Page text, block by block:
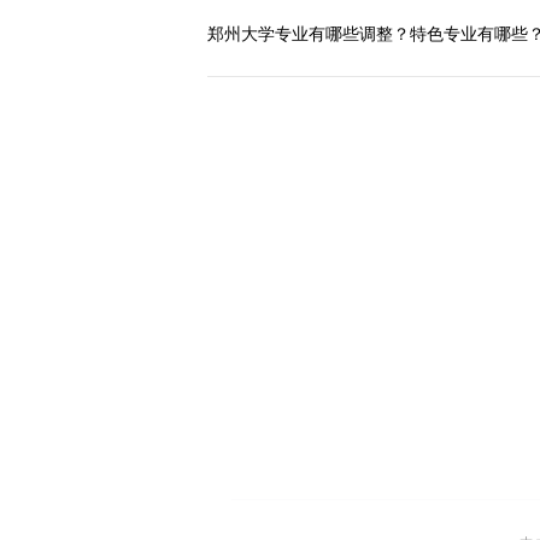
郑州大学专业有哪些调整？特色专业有哪些